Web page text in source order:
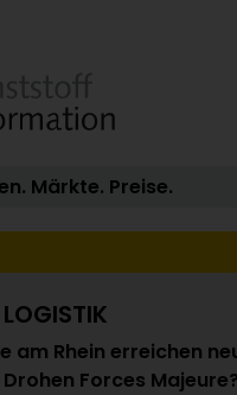
Märkte. Preise.
am Rhein erreichen
Forces Majeure?